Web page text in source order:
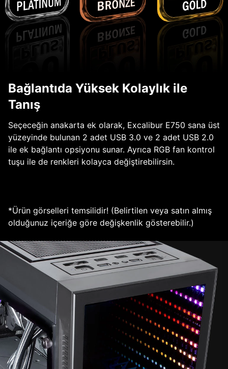
Bağlantıda Yüksek Kolaylık ile
Tanış
Seçeceğin anakarta ek olarak, Excalibur E750 sana üst
yüzeyinde bulunan 2 adet USB 3.0 ve 2 adet USB 2.0
ile ek bağlantı opsiyonu sunar. Ayrıca RGB fan kontrol
tuşu ile de renkleri kolayca değiştirebilirsin.
*Ürün görselleri temsilidir! (Belirtilen veya satın almış
olduğunuz içeriğe göre değişkenlik gösterebilir.)